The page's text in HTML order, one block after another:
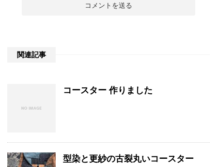
関連記事
コースター 作りました
型染と更紗の古裂丸いコースター